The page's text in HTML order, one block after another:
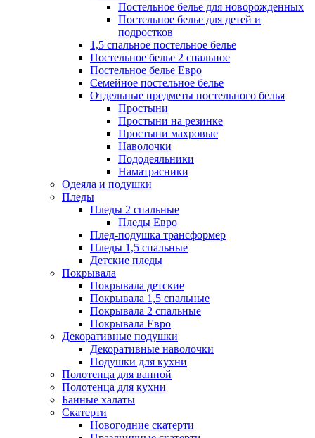
Постельное белье для новорожденных
Постельное белье для детей и
подростков
1,5 спальное постельное белье
Постельное белье 2 спальное
Постельное белье Евро
Семейное постельное белье
Отдельные предметы постельного белья
Простыни
Простыни на резинке
Простыни махровые
Наволочки
Пододеяльники
Наматрасники
Одеяла и подушки
Пледы
Пледы 2 спальные
Пледы Евро
Плед-подушка трансформер
Пледы 1,5 спальные
Детские пледы
Покрывала
Покрывала детские
Покрывала 1,5 спальные
Покрывала 2 спальные
Покрывала Евро
Декоративные подушки
Декоративные наволочки
Подушки для кухни
Полотенца для ванной
Полотенца для кухни
Банные халаты
Скатерти
Новогодние скатерти